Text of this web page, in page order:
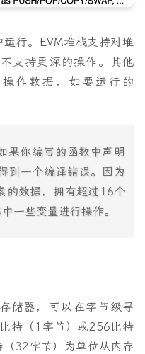
行。EVM堆栈支持对堆
支持更深的操作。其他
作数据，如要运行的
果你编写的函数中声明
到一个编译错误。因为
的数据，拥有超过16个
一些变量进行操作。
储器，可以在字节级寻
特（1字节）或256比特
（32字节）为单位从内存